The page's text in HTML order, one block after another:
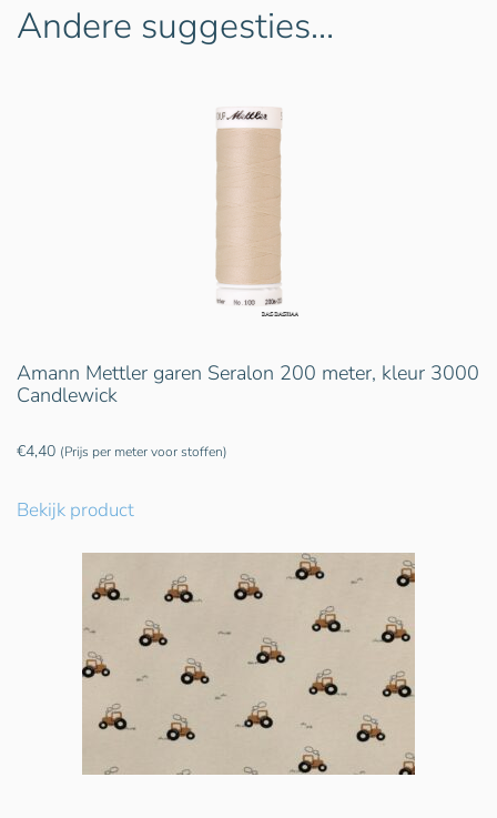
Andere suggesties…
Amann Mettler garen Seralon 200 meter, kleur 3000
Candlewick
€4,40 (Prijs per meter voor stoffen)
Bekijk product